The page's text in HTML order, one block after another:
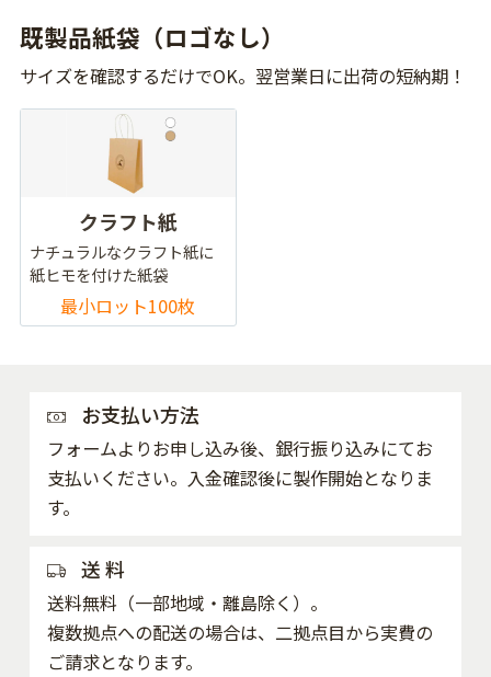
既製品紙袋（ロゴなし）
サイズを確認するだけでOK。翌営業日に出荷の短納期！
クラフト紙
ナチュラルなクラフト紙に
紙ヒモを付けた紙袋
最小ロット100枚
お支払い方法
フォームよりお申し込み後、銀行振り込みにてお
支払いください。入金確認後に製作開始となりま
す。
送 料
送料無料（一部地域・離島除く）。
複数拠点への配送の場合は、二拠点目から実費の
ご請求となります。